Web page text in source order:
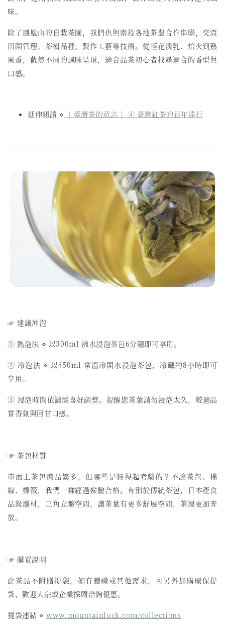
味。
除了鳳凰山的自栽茶園，我們也與南投各地茶農合作串聯，交流
田園管理、茶樹品種、製作工藝等技術。從輕花淡乳、焙火到熟
果香，截然不同的風味呈現，適合品茶初心者找尋適合的香型與
口感。
延伸閱讀 ⋄ 〔 臺灣茶的意志 〕④ 臺灣紅茶的百年遠行
☞ 建議沖泡
① 熱泡法 ⋄ 以300ml 沸水浸泡茶包6分鐘即可享用。
② 冷泡法 ⋄ 以450ml 常溫冷開水浸泡茶包，冷藏約8小時即可
享用。
③ 浸泡時間依濃淡喜好調整。提醒您茶葉請勿浸泡太久，較適品
嘗香氣與回甘口感。
☞ 茶包材質
市面上茶包商品繁多，但哪些是經得起考驗的？不論茶包、棉
線、標籤，我們一樣經過檢驗合格。有別於傳統茶包，日本產食
品級濾材，三角立體空間，讓茶葉有更多舒展空間，茶湯更加奔
放。
☞ 購買說明
此茶品不附贈提袋，如有贈禮或其他需求，可另外加購環保提
袋，歡迎大宗或企業採購洽詢優惠。
提袋連結 ⋄www.mountainluck.com/collections